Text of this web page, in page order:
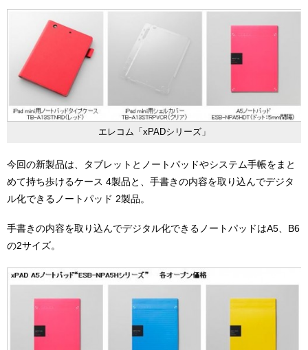
エレコム「xPADシリーズ」
今回の新製品は、タブレットとノートパッドやシステム手帳をまと
めて持ち歩けるケース 4製品と、手書きの内容を取り込んでデジタ
ル化できるノートパッド 2製品。
手書きの内容を取り込んでデジタル化できるノートパッドはA5、B6
の2サイズ。